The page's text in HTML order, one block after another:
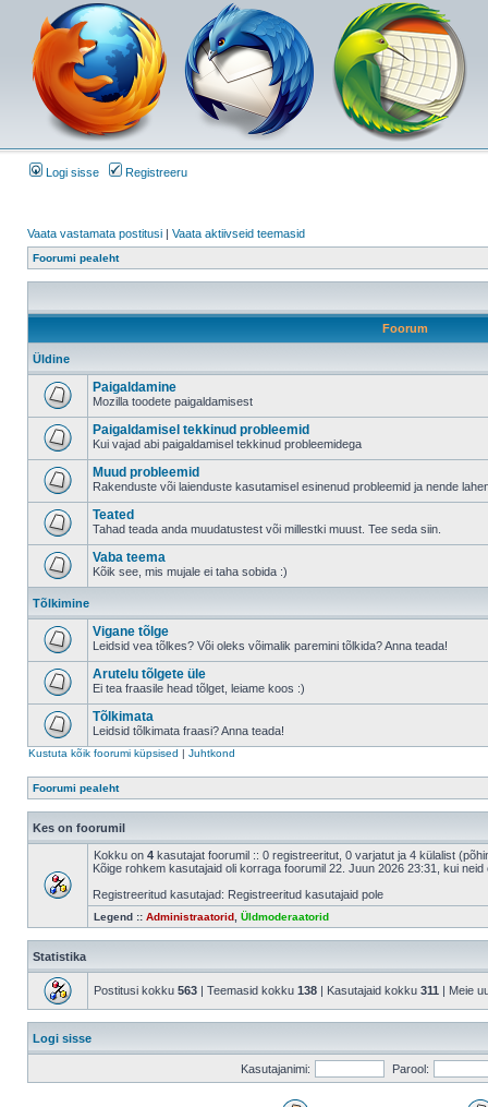
Logi sisse Registreeru
Vaata vastamata postitusi | Vaata aktiivseid teemasid
Foorumi pealeht
Foorum
Üldine
Paigaldamine
Mozilla toodete paigaldamisest
Paigaldamisel tekkinud probleemid
Kui vajad abi paigaldamisel tekkinud probleemidega
Muud probleemid
Rakenduste või laienduste kasutamisel esinenud probleemid ja nende
Teated
Tahad teada anda muudatustest või millestki muust. Tee seda siin.
Vaba teema
Kõik see, mis mujale ei taha sobida :)
Tõlkimine
Vigane tõlge
Leidsid vea tõlkes? Või oleks võimalik paremini tõlkida? Anna teada!
Arutelu tõlgete üle
Ei tea fraasile head tõlget, leiame koos :)
Tõlkimata
Leidsid tõlkimata fraasi? Anna teada!
Kustuta kõik foorumi küpsised | Juhtkond
Foorumi pealeht
Kes on foorumil
Kokku on 4 kasutajat foorumil :: 0 registreeritut, 0 varjatut ja 4 külalist
Kõige rohkem kasutajaid oli korraga foorumil 22. Juun 2026 23:31, kui neid
Registreeritud kasutajad: Registreeritud kasutajaid pole
Legend :: Administraatorid Üldmoderaatorid
Statistika
Postitusi kokku 563 | Teemasid kokku 138 | Kasutajaid kokku 311 | Meie
Logi sisse
Kasutajanimi: Parool: